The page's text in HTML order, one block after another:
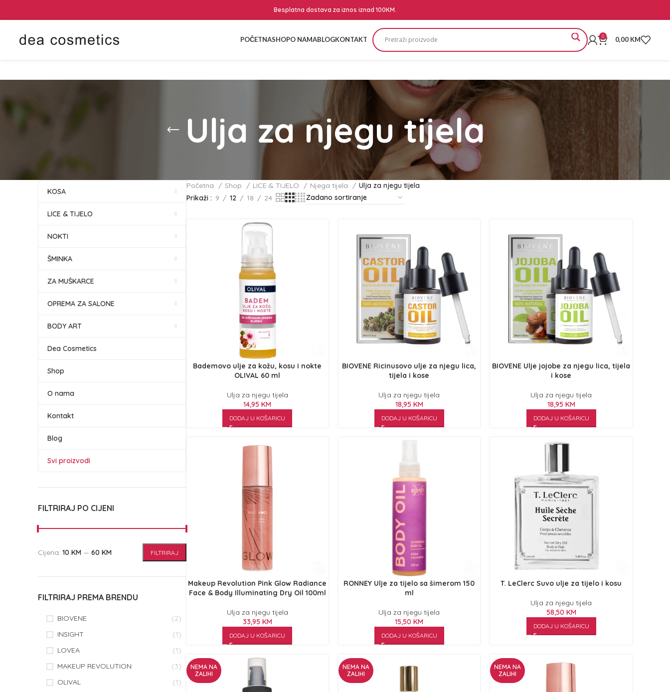
Besplatna dostava za iznos iznad 100KM.
POČETNASHOPO NAMABLOGKONTAKT 0 0,00 KM
Ulja za njegu tijela
KOSA
LICE & TIJELO
NOKTI
ŠMINKA
ZA MUŠKARCE
OPREMA ZA SALONE
BODY ART
Dea Cosmetics
Shop
O nama
Kontakt
Blog
Svi proizvodi
FILTRIRAJ PO CIJENI
FILTRIRAJ
Cijena: 10 KM — 60 KM
FILTRIRAJ PREMA BRENDU
BIOVENE
(2)
INSIGHT
(1)
LOVEA
(1)
MAKEUP REVOLUTION
(3)
OLIVAL
(1)
Početna Shop LICE & TIJELO Njega tijela
Ulja za njegu tijela
Prikaži
9 12 18 24
Bademovo ulje za kožu, kosu i nokte
OLIVAL 60 ml
Ulja za njegu tijela
14,95KM
DODAJ U KOŠARICU
BIOVENE Ricinusovo ulje za njegu lica,
tijela i kose
Ulja za njegu tijela
18,95 KM
DODAJ U KOŠARICU
BIOVENE Ulje jojobe za njegu lica, tijela
i kose
Ulja za njegu tijela
18,95 KM
DODAJ U KOŠARICU
Makeup Revolution Pink Glow Radiance
Face & Body Illuminating Dry Oil 100ml
Ulja za njegu tijela
33,95 KM
DODAJ U KOŠARICU
RONNEY Ulje za tijelo sa šimerom 150
ml
Ulja za njegu tijela
15,50KM
DODAJ U KOŠARICU
T. LeClerc Suvo ulje za tijelo i kosu
Ulja za njegu tijela
58,50 KM
DODAJ U KOŠARICU
NEMA NA
ZALIHI
NEMA NA
ZALIHI
NEMA NA
ZALIHI